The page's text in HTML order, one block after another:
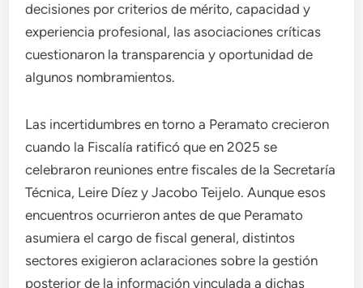
decisiones por criterios de mérito, capacidad y
experiencia profesional, las asociaciones críticas
cuestionaron la transparencia y oportunidad de
algunos nombramientos.
Las incertidumbres en torno a Peramato crecieron
cuando la Fiscalía ratificó que en 2025 se
celebraron reuniones entre fiscales de la Secretaría
Técnica, Leire Díez y Jacobo Teijelo. Aunque esos
encuentros ocurrieron antes de que Peramato
asumiera el cargo de fiscal general, distintos
sectores exigieron aclaraciones sobre la gestión
posterior de la información vinculada a dichas